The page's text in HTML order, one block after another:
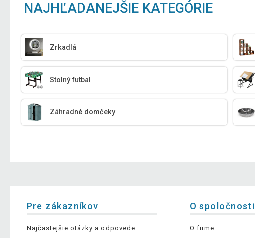
NAJHĽADANEJŠIE KATEGÓRIE
Zrkadlá
Stolný futbal
Záhradné domčeky
Pre zákazníkov
Najčastejšie otázky a odpovede
O spoločnosti
O firme